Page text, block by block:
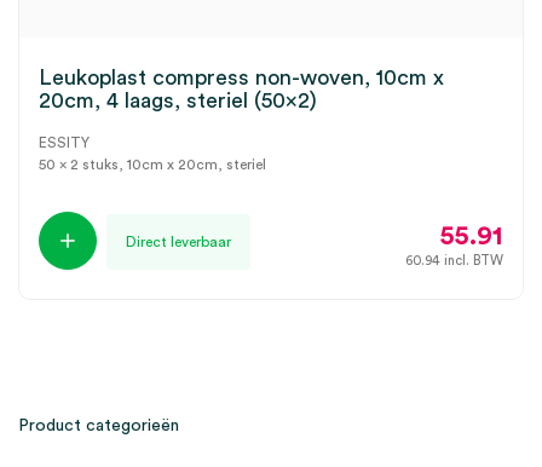
Leukoplast compress non-woven, 10cm x
20cm, 4 laags, steriel (50×2)
ESSITY
50 x 2 stuks, 10cm x 20cm, steriel
Direct leverbaar 55.91
60.94 incl. BTW
Product categorieën